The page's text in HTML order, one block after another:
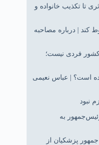
تا تکذیب خانواده و
کند | درباره مصاحبه
کشور فردی نیست؛
است؟ | عباس نعیمی
به
پزشکیان از